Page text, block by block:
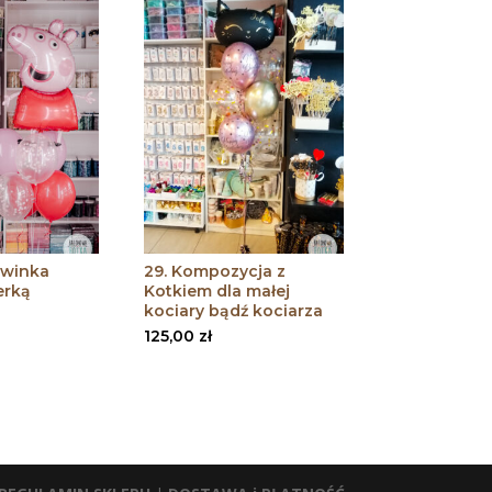
29. Kompozycja z
Kotkiem dla małej
kociary bądź kociarza
125,00 zł